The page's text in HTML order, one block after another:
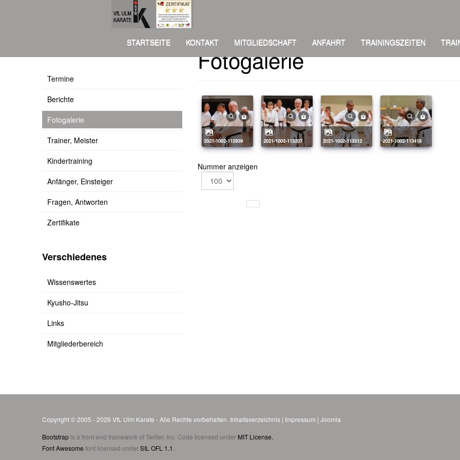
STARTSEITE KONTAKT MITGLIEDSCHAFT ANFAHRT TRAININGSZEITEN
Fotogalerie
2021-1002-112939 2021-1002-113207 2021-1002-113312 2021-1002-113418
Nummer anzeigen
Termine
Berichte
Fotogalerie
Trainer, Meister
Kindertraining
Anfänger, Einsteiger
Fragen, Antworten
Zertifikate
Verschiedenes
Wissenswertes
Kyusho-Jitsu
Links
Mitgliederbereich
Copyright © 2005 - 2026 VfL Ulm Karate - Alle Rechte vorbehalten. Inhaltsverzeichnis | Impressum |Joomla
Bootstrap is a front-end framework of Twitter, Inc. Code licensed under MIT License.
Font Awesome font licensed underSIL OFL 1.1